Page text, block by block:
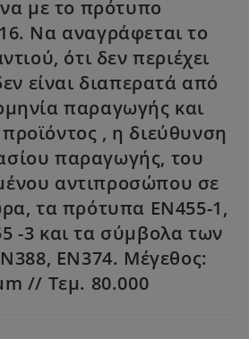
με το πρότυπο
Να αναγράφεται το
ότι δεν περιέχει
είναι διαπερατά από
παραγωγής και
, η διεύθυνση
παραγωγής, του
αντιπροσώπου σε
τα πρότυπα ΕΝ455-1,
-3 και τα σύμβολα των
ΕΝ374. Μέγεθος:
// Τεμ. 80.000